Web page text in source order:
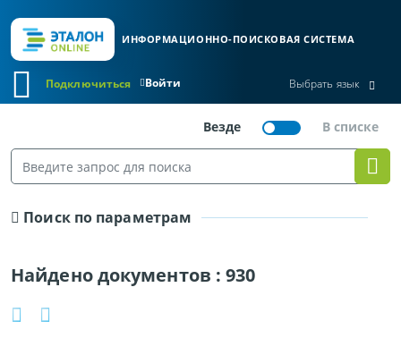
ИНФОРМАЦИОННО-ПОИСКОВАЯ СИСТЕМА
Войти
Подключиться Выбрать язык
Поиск по параметрам
Найдено документов :930